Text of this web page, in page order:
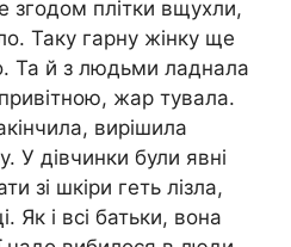
згодом плітки вщухли,
Таку гарну жінку ще
Та й з людьми ладнала
жар тувала.
вирішила
У дівчинки були явні
зі шкіри геть лізла,
Як і всі батьки, вона